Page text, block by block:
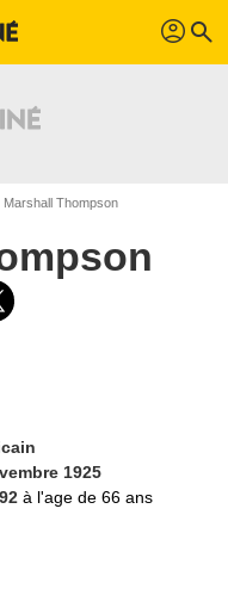
profil search
Marshall Thompson
1925
à l'age de 66 ans